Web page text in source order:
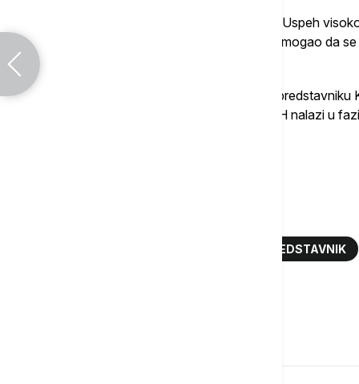
"OHR nikada nije bio zamišljen kao trajan. Uspeh
imati puno manje odgovornosti. Šmit je pomogao da
Na kraju je zahvalila odlazećem visokom
ocenu da se međunarodno prisustvo u BiH nalazi u
VISOKI PREDSTAVNIK